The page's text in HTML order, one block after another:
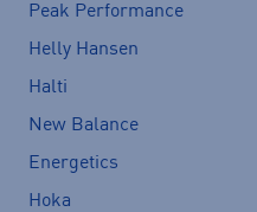
Peak Performance
Helly Hansen
Halti
New Balance
Energetics
Hoka